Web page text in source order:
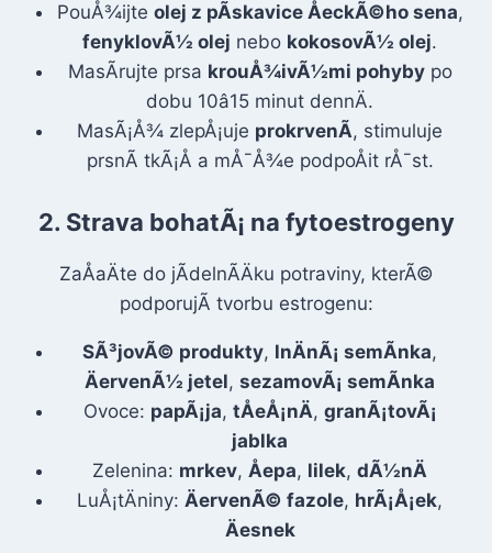
PouÅ¾ijte olej z pÃ­skavice ÅeckÃ©ho sena,
fenyklovÃ½ olej nebo kokosovÃ½ olej.
MasÃ­rujte prsa krouÅ¾ivÃ½mi pohybypo
dobu 10â15 minut dennÄ.
MasÃ¡Å¾ zlepÅ¡uje prokrvenÃ­, stimuluje
prsnÃ­ tkÃ¡Å a mÅ¯Å¾e podpoÅit rÅ¯st.
2. Strava bohatÃ¡ na fytoestrogeny
ZaÅaÄte do jÃ­delnÃ­Äku potraviny, kterÃ©
podporujÃ­ tvorbu estrogenu:
SÃ³jovÃ© produkty, lnÄnÃ¡ semÃ­nka,
ÄervenÃ½ jetel,sezamovÃ¡ semÃ­nka
Ovoce: papÃ¡ja, tÅeÅ¡nÄ, granÃ¡tovÃ¡
jablka
Zelenina: mrkev, Åepa, lilek,dÃ½nÄ
LuÅ¡tÄniny: ÄervenÃ© fazole, hrÃ¡Å¡ek,
Äesnek